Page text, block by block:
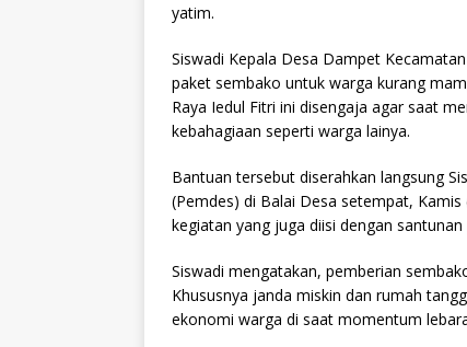
yatim.
Siswadi Kepala Desa Dampet
paket sembako untuk warga kurang
Raya Iedul Fitri ini disengaja agar saat
kebahagiaan seperti warga lainya.
Bantuan tersebut diserahkan langsung
(Pemdes) di Balai Desa setempat,
kegiatan yang juga diisi dengan
Siswadi mengatakan, pemberian
Khususnya janda miskin dan rumah
ekonomi warga di saat momentum